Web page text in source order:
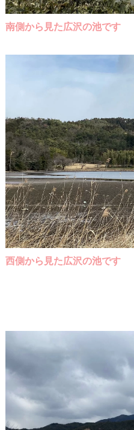
南側から見た広沢の池です
西側から見た広沢の池です